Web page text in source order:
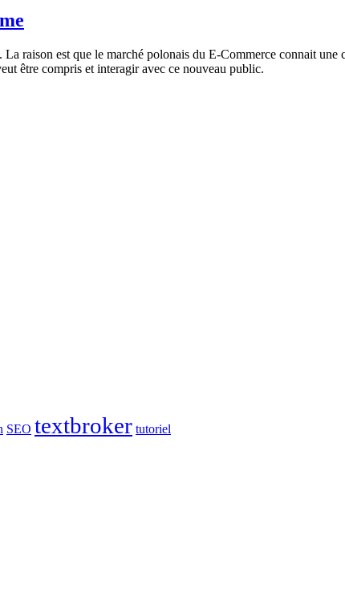
raison est que le marché polonais du E-Commerce connait
être compris et interagir avec ce nouveau public.
SEO textbroker tutoriel